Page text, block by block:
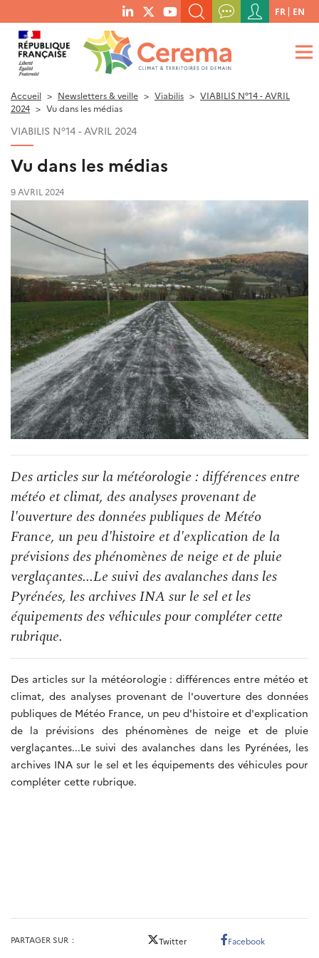
menu
social
links
RECHERCHER UN MOT-CLÉ, UNE PUBLICATION, ETC.
QUE RECHERCHEZ-VOUS ?
Menu
du
compte
de
FR EN
Accueil Newsletters & veille Viabilis
VIABILIS N°14 - AVRIL
2024
Vu dans les médias
VIABILIS N°14 - AVRIL 2024
Vu dans les médias
9 AVRIL 2024
Des articles sur la météorologie : différences entre
météo et climat, des analyses provenant de
l'ouverture des données publiques de Météo
France, un peu d'histoire et d'explication de la
prévisions des phénomènes de neige et de pluie
verglaçantes...Le suivi des avalanches dans les
Pyrénées, les archives INA sur le sel et les
équipements des véhicules pour compléter cette
rubrique.
Des articles sur la météorologie : différences entre météo et
climat, des analyses provenant de l'ouverture des données
publiques de Météo France, un peu d'histoire et d'explication
de la prévisions des phénomènes de neige et de pluie
verglaçantes...Le suivi des avalanches dans les Pyrénées, les
archives INA sur le sel et les équipements des véhicules pour
compléter cette rubrique.
PARTAGER SUR Twitter Facebook